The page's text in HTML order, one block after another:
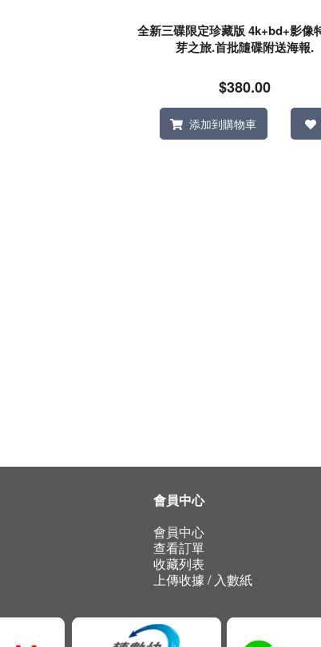
全新三碟限定珍藏版 4k+bd+影像
芽之旅.首批隨碟附送海報.
$380.00
添加到購物車
會員中心
會員中心
查看訂單
收藏列表
上傳收據 / 入數紙